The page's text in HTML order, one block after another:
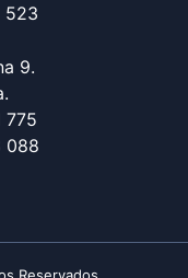
523
9.
775
088